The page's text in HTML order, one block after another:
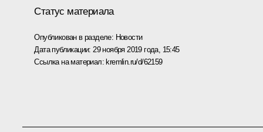
Статус материала
Опубликован в разделе: Новости
Дата публикации: 29 ноября 2019 года, 15:45
Ссылка на материал: kremlin.ru/d/62159